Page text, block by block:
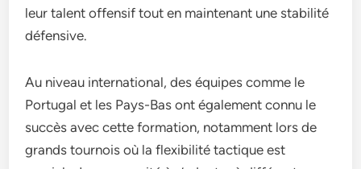
leur talent offensif tout en maintenant une stabilité
défensive.
Au niveau international, des équipes comme le
Portugal et les Pays-Bas ont également connu le
succès avec cette formation, notamment lors de
grands tournois où la flexibilité tactique est